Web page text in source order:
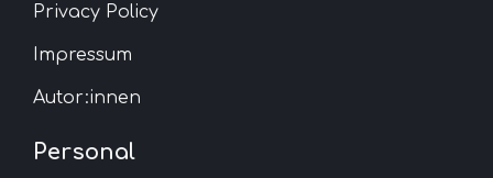
Privacy Policy
Impressum
Autor:innen
Personal